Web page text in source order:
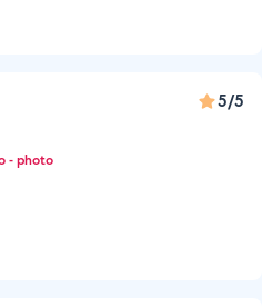
5/5
- photo